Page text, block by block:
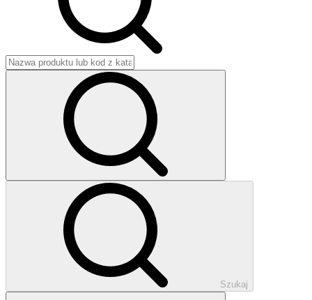
Szukaj